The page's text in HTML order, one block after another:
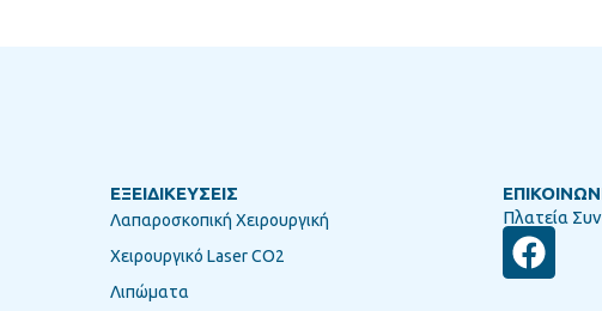
ΕΞΕΙΔΙΚΕΥΣΕΙΣ
Λαπαροσκοπική Χειρουργική
Χειρουργικό Laser CO2
Λιπώματα
Πλατεία